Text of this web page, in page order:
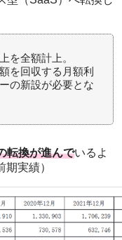
を全額計上。
を回収する月額利
の新設が必要とな
転換が進んでいるよ
実績）